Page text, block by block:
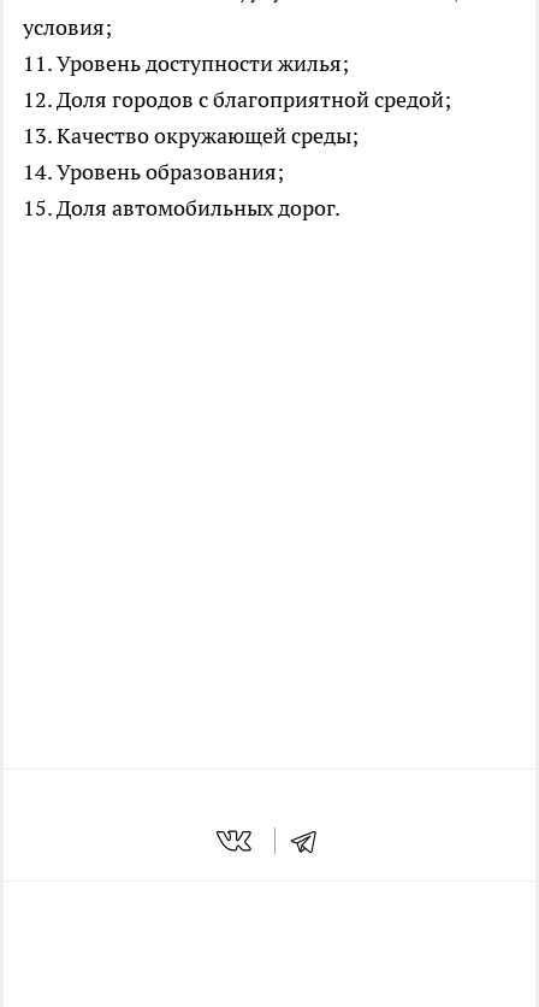
условия;
11. Уровень доступности жилья;
12. Доля городов с благоприятной средой;
13. Качество окружающей среды;
14. Уровень образования;
15. Доля автомобильных дорог.